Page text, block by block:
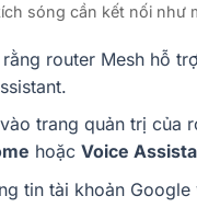
sóng cần kết nối như
router Mesh hỗ
trang quản trị của
hoặc Voice
tin tài khoản